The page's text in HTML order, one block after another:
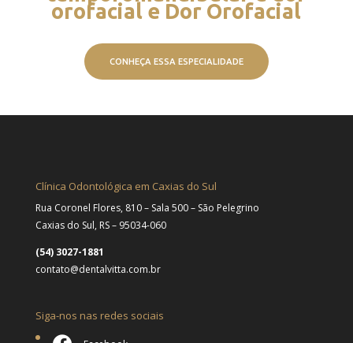
orofacial e Dor Orofacial
CONHEÇA ESSA ESPECIALIDADE
Clínica Odontológica em Caxias do Sul
Rua Coronel Flores, 810 – Sala 500 – São Pelegrino
Caxias do Sul, RS – 95034-060
(54) 3027-1881
contato@dentalvitta.com.br
Siga-nos nas redes sociais